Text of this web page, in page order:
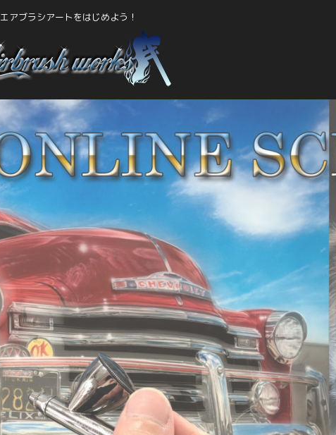
エアブラシアートをはじめよう！